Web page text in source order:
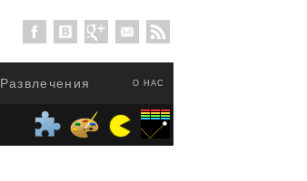
О НАС
Развлечения